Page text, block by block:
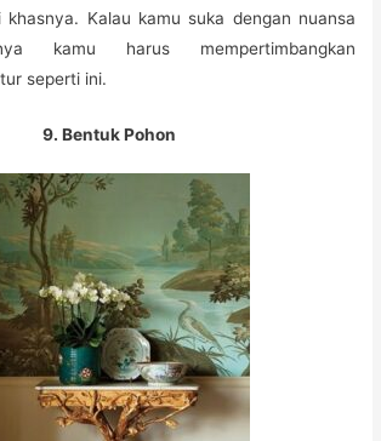
Kalau kamu suka dengan nuansa
kamu harus mempertimbangkan
seperti ini.
9. Bentuk Pohon